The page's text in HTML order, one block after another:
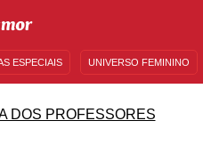
ESPECIAIS UNIVERSO FEMININO
DOS PROFESSORES